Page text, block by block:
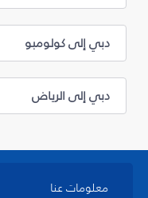
دبي إلى كولومبو
دبي إلى الرياض
معلومات عنا